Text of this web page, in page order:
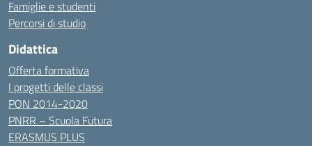
Famiglie e studenti
Percorsi di studio
Didattica
Offerta formativa
I progetti delle classi
PON 2014-2020
PNRR – Scuola Futura
ERASMUS PLUS